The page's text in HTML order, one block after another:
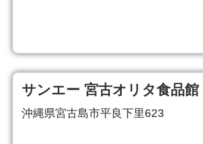
サンエー 宮古オリタ食品館
沖縄県宮古島市平良下里623